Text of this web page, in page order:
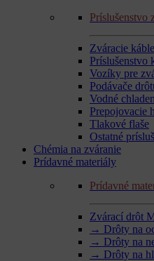
Príslušenstvo
Zváracie káble
Príslušenstvo
Vozíky pre
Podávače
Vodné
Prepojovacie
Tlakové flaše
Ostatné
Chémia na zváranie
Prídavné materiály
Prídavné
Zvárací drôt
→ Drôty na
→ Drôty na
→ Drôty na